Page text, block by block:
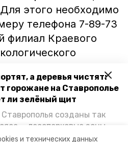
и технических данных
а деревья чистят:
горожане на Ставрополье
ли зелёный щит
созданы так
— лесопарковые зоны,
выхлопных
этого необходимо
телефона 7-89-73
филиал Краевого
с 8:00 до 14:00.
сообщал об
плакатов